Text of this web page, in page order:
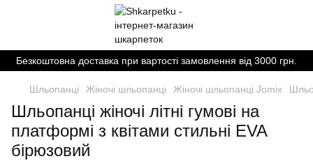
Безкоштовна доставка при вартості замовлення від 3000 грн.
Шльопанці Жіночі шльопанці Жіночі шльопанці Jomix
Шльопанці жіночі літні гумові на
платформі з квітами стильні EVA
бірюзовий